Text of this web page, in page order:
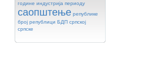
године индустрија периоду
саопштење републике
број републици БДП српској
српске